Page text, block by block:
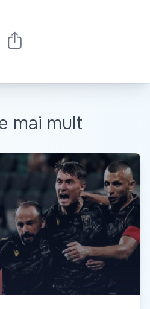
mai mult